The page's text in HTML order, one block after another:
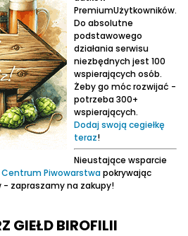
PremiumUżytkowników.
Do absolutne
podstawowego
działania serwisu
niezbędnych jest 100
wspierających osób.
Żeby go móc rozwijać -
potrzeba 300+
wspierających.
Dodaj swoją cegiełkę
teraz!
Nieustające wsparcie
Centrum Piwowarstwapokrywając
zapraszamy na zakupy!
GIEŁD BIROFILII